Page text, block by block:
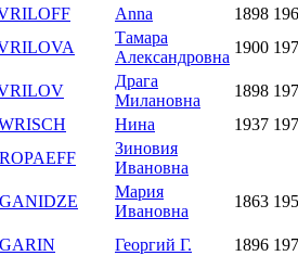
Anna 1898
Тамара
Александровна
1900
Драга
Милановна
1898
Нина 1937
Зиновия
Ивановна
Мария
Ивановна
1863
Георгий Г. 1896